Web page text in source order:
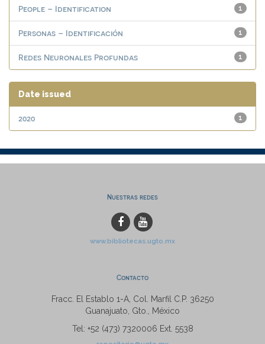
1
People – Identification
1
Personas – Identificación
1
Redes Neuronales Profundas
Date issued
1
2020
Nuestras redes
www.bibliotecas.ugto.mx
Contacto
Fracc. El Establo 1-A, Col. Marfil C.P. 36250
Guanajuato, Gto., México
Tel: +52 (473) 7320006 Ext. 5538